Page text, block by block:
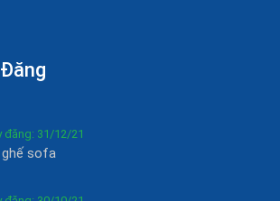
đăng: 31/12/21
sofa